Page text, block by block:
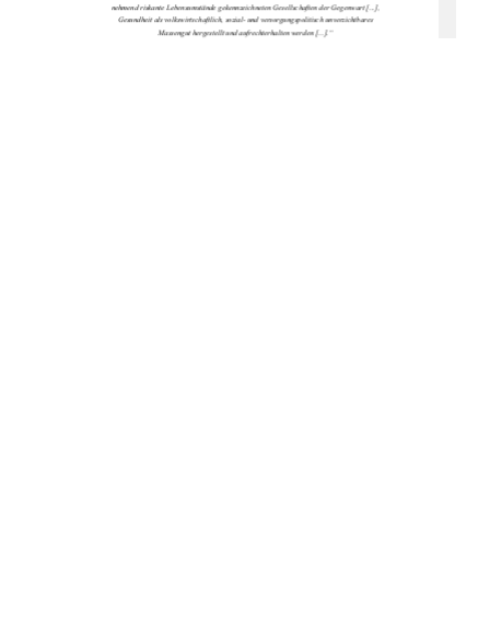
nehmend riskante Lebensumstände gekennzeichneten Gesellschaften der Gegenwart [...],
Gesundheit als volkswirtschaftlich, sozial- und versorgungspolitisch unverzichtbares
Massengut hergestellt und aufrechterhalten werden [...].“